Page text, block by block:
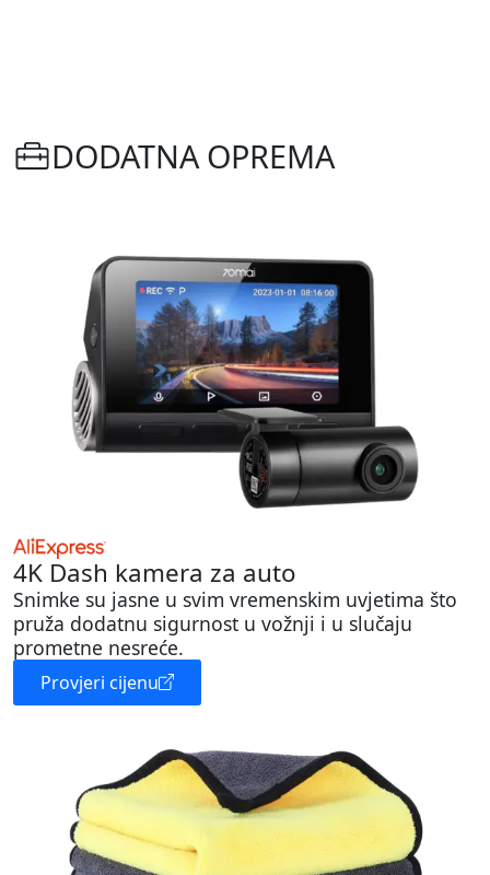
DODATNA OPREMA
4K Dash kamera za auto
Snimke su jasne u svim vremenskim uvjetima što
pruža dodatnu sigurnost u vožnji i u slučaju
prometne nesreće.
Provjeri cijenu